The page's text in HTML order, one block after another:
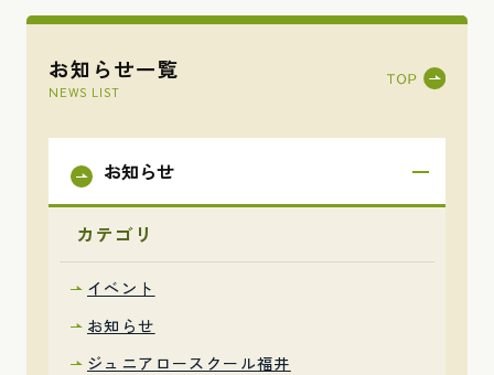
お知らせ一覧
NEWS LIST
お知らせ
カテゴリ
イベント
お知らせ
ジュニアロースクール福井